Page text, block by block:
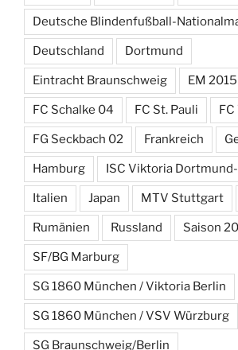
Deutsche Blindenfußball-
Deutschland Dortmund
Eintracht Braunschweig EM 2015
FC Schalke 04 FC St. Pauli
FG Seckbach 02 Frankreich
Hamburg ISC Viktoria
Italien Japan MTV Stuttgart
Rumänien Russland Saison
SF/BG Marburg
SG 1860 München / Viktoria Berlin
SG 1860 München / VSV Würzburg
SG Braunschweig/Berlin